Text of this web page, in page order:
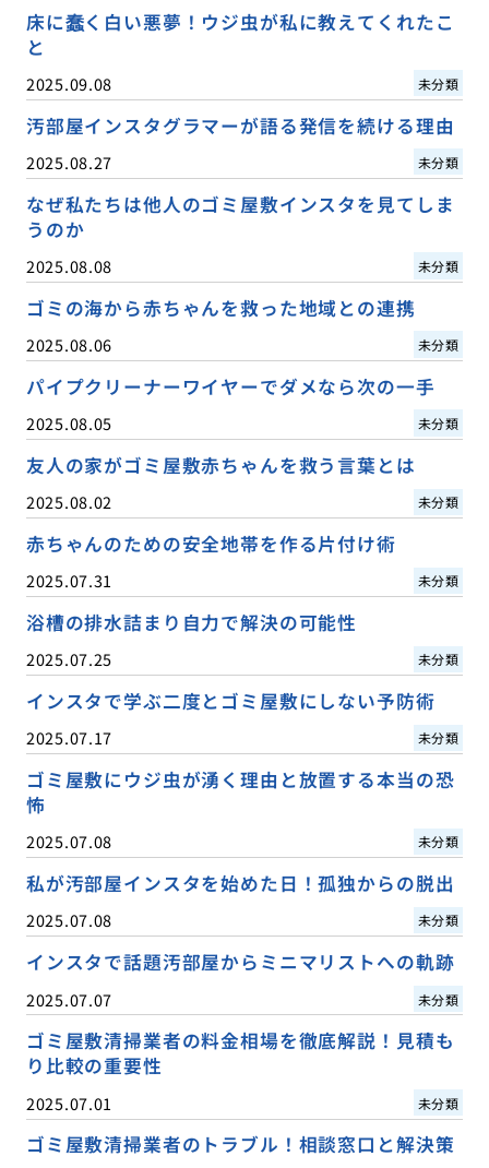
床に蠢く白い悪夢！ウジ虫が私に教えてくれたこ
と
2025.09.08 未分類
汚部屋インスタグラマーが語る発信を続ける理由
2025.08.27 未分類
なぜ私たちは他人のゴミ屋敷インスタを見てしま
うのか
2025.08.08 未分類
ゴミの海から赤ちゃんを救った地域との連携
2025.08.06 未分類
パイプクリーナーワイヤーでダメなら次の一手
2025.08.05 未分類
友人の家がゴミ屋敷赤ちゃんを救う言葉とは
2025.08.02 未分類
赤ちゃんのための安全地帯を作る片付け術
2025.07.31 未分類
浴槽の排水詰まり自力で解決の可能性
2025.07.25 未分類
インスタで学ぶ二度とゴミ屋敷にしない予防術
2025.07.17 未分類
ゴミ屋敷にウジ虫が湧く理由と放置する本当の恐
怖
2025.07.08 未分類
私が汚部屋インスタを始めた日！孤独からの脱出
2025.07.08 未分類
インスタで話題汚部屋からミニマリストへの軌跡
2025.07.07 未分類
ゴミ屋敷清掃業者の料金相場を徹底解説！見積も
り比較の重要性
2025.07.01 未分類
ゴミ屋敷清掃業者のトラブル！相談窓口と解決策